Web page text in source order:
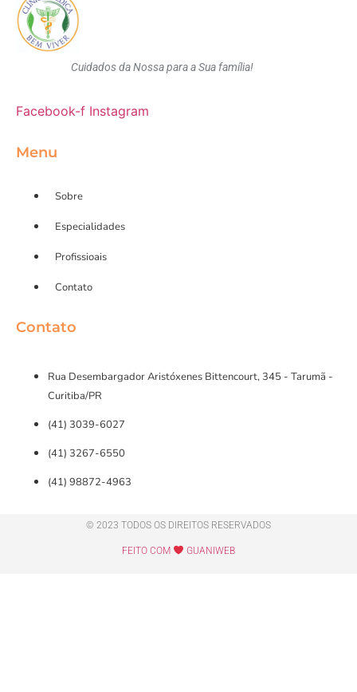
Cuidados da Nossa para a Sua família!
Facebook-f Instagram
Menu
Sobre
Especialidades
Profissioais
Contato
Contato
Rua Desembargador Aristóxenes Bittencourt, 345 - Tarumã -
Curitiba/PR
(41) 3039-6027
(41) 3267-6550
(41) 98872-4963
© 2023 TODOS OS DIREITOS RESERVADOS
FEITO COM GUANIWEB